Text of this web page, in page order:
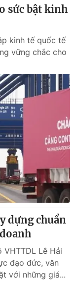
sức bật kinh
kinh tế quốc tế
vững chắc cho
dựng chuẩn
Lê Hải
đạo đức, văn
với những giá...